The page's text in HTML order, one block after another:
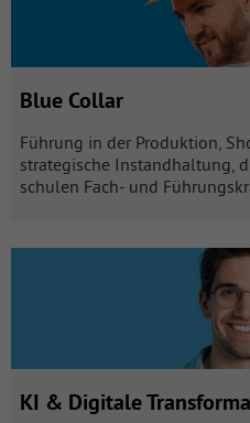
Blue Collar
Führung in der Produktion,
strategische Instandhaltung,
schulen Fach- und
KI & Digitale Transformation
KI & Digitale